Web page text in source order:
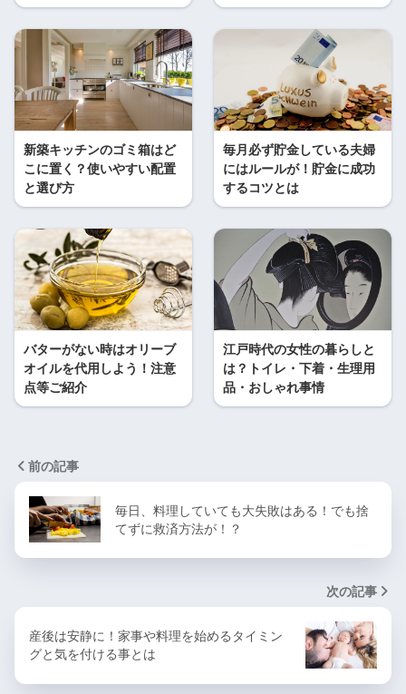
新築キッチンのゴミ箱はど
こに置く？使いやすい配置
と選び方
毎月必ず貯金している夫婦
にはルールが！貯金に成功
するコツとは
バターがない時はオリーブ
オイルを代用しよう！注意
点等ご紹介
江戸時代の女性の暮らしと
は？トイレ・下着・生理用
品・おしゃれ事情
前の記事
毎日、料理していても大失敗はある！でも捨
てずに救済方法が！？
次の記事
産後は安静に！家事や料理を始めるタイミン
グと気を付ける事とは